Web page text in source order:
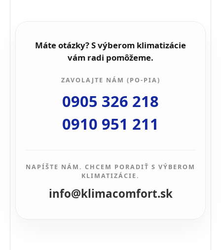
Máte otázky? S výberom klimatizácie
vám radi pomôžeme.
ZAVOLAJTE NÁM (PO-PIA)
0905 326 218
0910 951 211
NAPÍŠTE NÁM. CHCEM PORADIŤ S VÝBEROM
KLIMATIZÁCIE.
info@klimacomfort.sk